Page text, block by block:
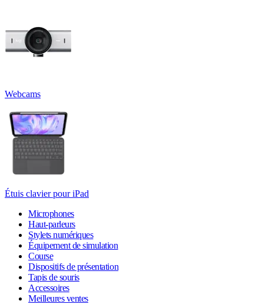
Webcams
Étuis clavier pour iPad
Microphones
Haut-parleurs
Stylets numériques
Équipement de simulation
Course
Dispositifs de présentation
Tapis de souris
Accessoires
Meilleures ventes